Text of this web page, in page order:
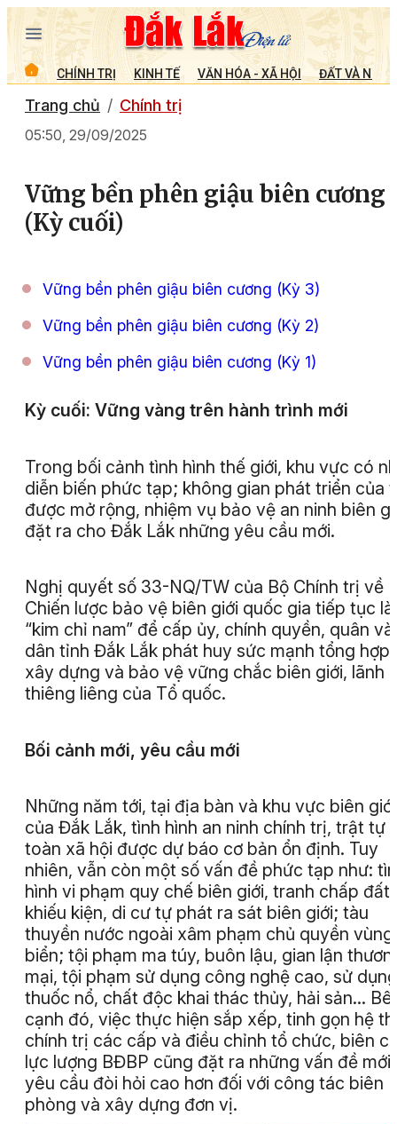
CHÍNH TRỊ KINH TẾ VĂN HÓA - XÃ HỘI ĐẤT VÀ
Trang chủ Chính trị
05:50, 29/09/2025
Vững bền phên giậu biên cương
(Kỳ cuối)
Vững bền phên giậu biên cương (Kỳ 3)
Vững bền phên giậu biên cương (Kỳ 2)
Vững bền phên giậu biên cương (Kỳ 1)
Kỳ cuối: Vững vàng trên hành trình mới
Trong bối cảnh tình hình thế giới, khu vực có
diễn biến phức tạp; không gian phát triển của
được mở rộng, nhiệm vụ bảo vệ an ninh biên
đặt ra cho Đắk Lắk những yêu cầu mới.
Nghị quyết số 33-NQ/TW của Bộ Chính trị về
Chiến lược bảo vệ biên giới quốc gia tiếp tục là
“kim chỉ nam” để cấp ủy, chính quyền, quân và
dân tỉnh Đắk Lắk phát huy sức mạnh tổng hợp,
xây dựng và bảo vệ vững chắc biên giới, lãnh
thiêng liêng của Tổ quốc.
Bối cảnh mới, yêu cầu mới
Những năm tới, tại địa bàn và khu vực biên giới
của Đắk Lắk, tình hình an ninh chính trị, trật tự
toàn xã hội được dự báo cơ bản ổn định. Tuy
nhiên, vẫn còn một số vấn đề phức tạp như:
hình vi phạm quy chế biên giới, tranh chấp đất
khiếu kiện, di cư tự phát ra sát biên giới; tàu
thuyền nước ngoài xâm phạm chủ quyền vùng
biển; tội phạm ma túy, buôn lậu, gian lận
mại, tội phạm sử dụng công nghệ cao, sử dụng
thuốc nổ, chất độc khai thác thủy, hải sản...
cạnh đó, việc thực hiện sắp xếp, tinh gọn hệ
chính trị các cấp và điều chỉnh tổ chức, biên
lực lượng BĐBP cũng đặt ra những vấn đề mới,
yêu cầu đòi hỏi cao hơn đối với công tác biên
phòng và xây dựng đơn vị.